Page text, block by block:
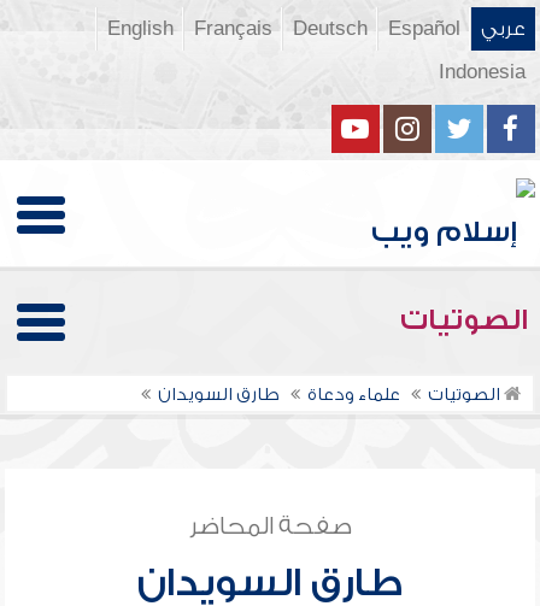
عربي Español
Deutsch
Français
English
Indonesia
الصوتيات
الصوتيات علماء ودعاة طارق السويدان
صفحة المحاضر
طارق السويدان